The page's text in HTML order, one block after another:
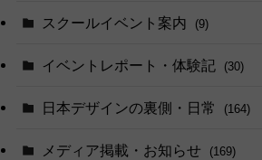
スクールイベント案内 (9)
イベントレポート・体験記 (30)
日本デザインの裏側・日常 (164)
メディア掲載・お知らせ (169)